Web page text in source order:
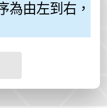
由左到右，